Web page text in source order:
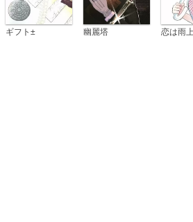
ギフト± 幽麗塔